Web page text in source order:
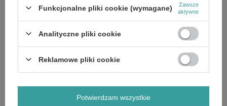
CHWILOWO NIEDOSTĘPNY
PWB 1200
3 198,00 zł
Funkcjonalne pliki cookie (wymagane)
Zawsze
aktywne
Analityczne pliki cookie
Reklamowe pliki cookie
Potwierdzam wszystkie